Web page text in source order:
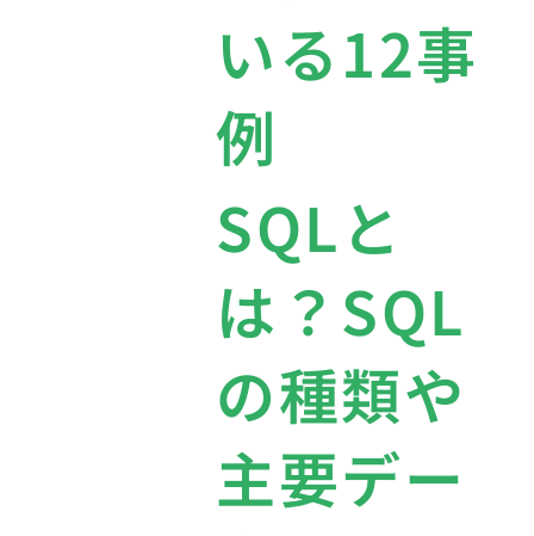
いる12事
例
SQLと
は？SQL
の種類や
主要デー